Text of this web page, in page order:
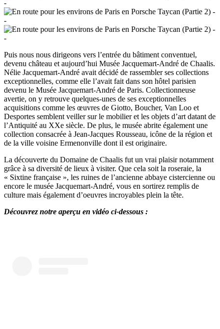
Puis nous nous dirigeons vers l’entrée du bâtiment conventuel,
devenu château et aujourd’hui Musée Jacquemart-André de Chaalis.
Nélie Jacquemart-André avait décidé de rassembler ses collections
exceptionnelles, comme elle l’avait fait dans son hôtel parisien
devenu le Musée Jacquemart-André de Paris. Collectionneuse
avertie, on y retrouve quelques-unes de ses exceptionnelles
acquisitions comme les œuvres de Giotto, Boucher, Van Loo et
Desportes semblent veiller sur le mobilier et les objets d’art datant de
l’Antiquité au XXe siècle. De plus, le musée abrite également une
collection consacrée à Jean-Jacques Rousseau, icône de la région et
de la ville voisine Ermenonville dont il est originaire.
La découverte du Domaine de Chaalis fut un vrai plaisir notamment
grâce à sa diversité de lieux à visiter. Que cela soit la roseraie, la
« Sixtine française », les ruines de l’ancienne abbaye cistercienne ou
encore le musée Jacquemart-André, vous en sortirez remplis de
culture mais également d’oeuvres incroyables plein la tête.
Découvrez notre aperçu en vidéo ci-dessous :